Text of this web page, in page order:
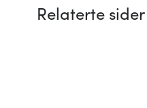
Relaterte sider